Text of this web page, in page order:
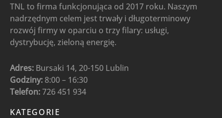
TNL to firma funkcjonująca od 2017 roku. Naszym
nadrzędnym celem jest trwały i długoterminowy
rozwój firmy w oparciu o trzy filary: usługi,
dystrybucję, zieloną energię.
Adres: Bursaki 14, 20-150 Lublin
Godziny: 8:00 – 16:30
Telefon:726 451 934
KATEGORIE